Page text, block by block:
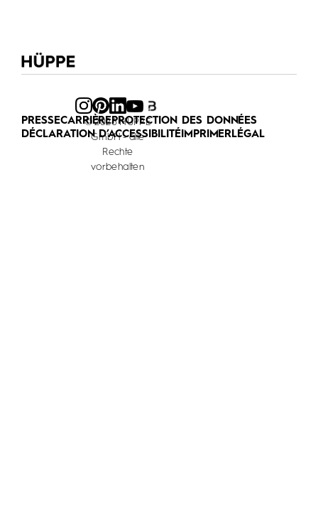
PRESSECARRIÈREPROTECTION DES DONNÉES
DÉCLARATION D’ACCESSIBILITÉIMPRIMERLÉGAL
© 2026 HÜPPE
GmbH - alle
Rechte
vorbehalten